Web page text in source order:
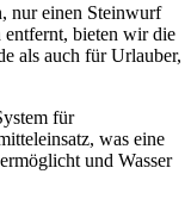
nur einen Steinwurf
entfernt, bieten wir die
als auch für Urlauber,
für
was eine
und Wasser